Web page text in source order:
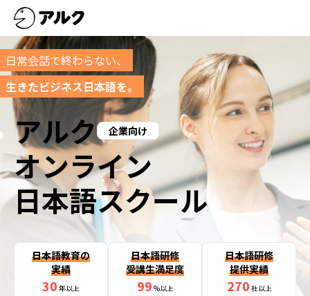
日常会話で終わらない、
生きたビジネス日本語を。
アルク 企業向け
オンライン
日本語スクール
日本語教育の
実績
30 年以上
日本語研修
受講生満足度
99 %以上
日本語研修
提供実績
270 社以上